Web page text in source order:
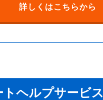
詳しくはこちらから
トヘルプサービス